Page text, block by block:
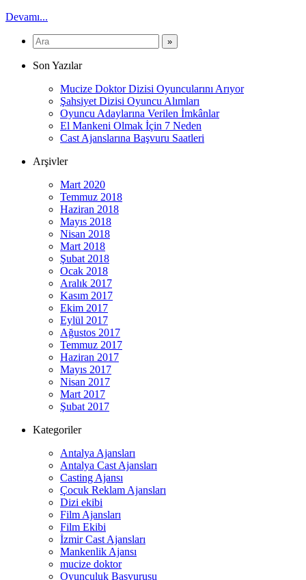
Devamı...
Son Yazılar
Mucize Doktor Dizisi Oyuncularını Arıyor
Şahsiyet Dizisi Oyuncu Alımları
Oyuncu Adaylarına Verilen İmkânlar
El Mankeni Olmak İçin 7 Neden
Cast Ajanslarına Başvuru Saatleri
Arşivler
Mart 2020
Temmuz 2018
Haziran 2018
Mayıs 2018
Nisan 2018
Mart 2018
Şubat 2018
Ocak 2018
Aralık 2017
Kasım 2017
Ekim 2017
Eylül 2017
Ağustos 2017
Temmuz 2017
Haziran 2017
Mayıs 2017
Nisan 2017
Mart 2017
Şubat 2017
Kategoriler
Antalya Ajansları
Antalya Cast Ajansları
Casting Ajansı
Çocuk Reklam Ajansları
Dizi ekibi
Film Ajansları
Film Ekibi
İzmir Cast Ajansları
Mankenlik Ajansı
mucize doktor
Oyunculuk Başvurusu